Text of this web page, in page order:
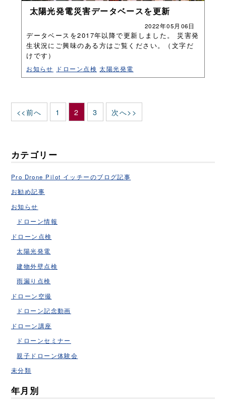
太陽光発電災害データベースを更新
2022年05月06日
データベースを2017年以降で更新しました。 災害発
生状況にご興味のある方はご覧ください。（文字だ
けです）
お知らせ ドローン点検 太陽光発電
<<前へ 1 2 3 次へ>>
カテゴリー
Pro Drone Pilot イッチーのブログ記事
お勧め記事
お知らせ
ドローン情報
ドローン点検
太陽光発電
建物外壁点検
雨漏り点検
ドローン空撮
ドローン記念動画
ドローン講座
ドローンセミナー
親子ドローン体験会
未分類
年月別